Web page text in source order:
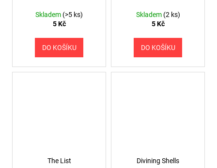
Skladem (>5 ks)
5 Kč
DO KOŠÍKU
Skladem (2 ks)
5 Kč
DO KOŠÍKU
The List Divining Shells